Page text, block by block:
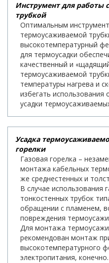
Инструмент для работы
трубкой
Оптимальным
термоусаживаемой
высокотемпературный
для термоусадки
качественный и
термоусаживаемой
температуры нагрева и
избегать использования
усадки
Усадка
горелки
Газовая горелка –
монтажа кабельных
же среднестенных и
В случае использования
тонкостенных трубок
обращении с пламенем,
повреждения
Для монтажа
рекомендован монтаж
высокотемпературного
электропитания, конечно.